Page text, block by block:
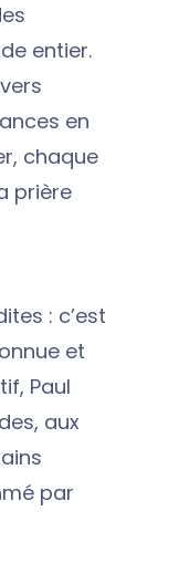
entier.
en
chaque
prière
: c’est
et
Paul
aux
par